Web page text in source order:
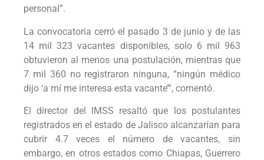
personal”.
La convocatoria cerró el pasado 3 de junio y de las
14 mil 323 vacantes disponibles, solo 6 mil 963
obtuvieron al menos una postulación, mientras que
7 mil 360 no registraron ninguna, “ningún médico
dijo ‘a mí me interesa esta vacante’”, comentó.
El director del IMSS resaltó que los postulantes
registrados en el estado de Jalisco alcanzarían para
cubrir 4.7 veces el número de vacantes, sin
embargo, en otros estados como Chiapas, Guerrero